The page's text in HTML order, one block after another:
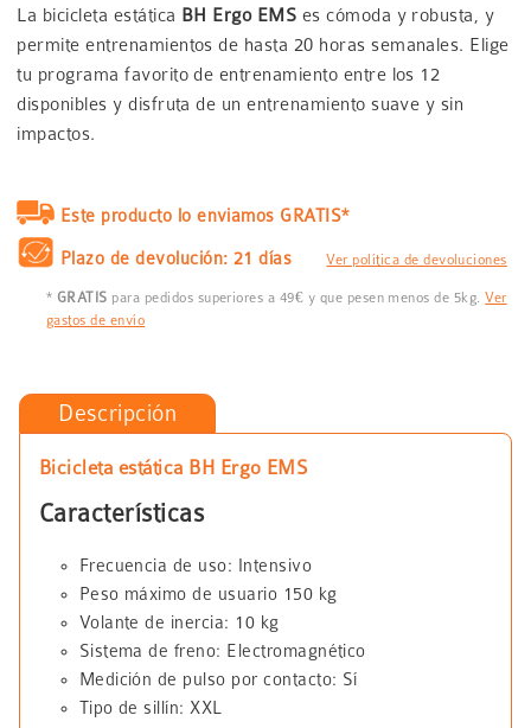
La bicicleta estática BH Ergo EMS es cómoda y robusta, y
permite entrenamientos de hasta 20 horas semanales. Elige
tu programa favorito de entrenamiento entre los 12
disponibles y disfruta de un entrenamiento suave y sin
impactos.
Este producto lo enviamos GRATIS*
Plazo de devolución: 21 días Ver política de devoluciones
* GRATIS para pedidos superiores a 49€ y que pesen menos de 5kg.Ver
gastos de envío
Descripción
Bicicleta estática BH Ergo EMS
Características
Frecuencia de uso: Intensivo
Peso máximo de usuario 150 kg
Volante de inercia: 10 kg
Sistema de freno: Electromagnético
Medición de pulso por contacto: Sí
Tipo de sillín: XXL